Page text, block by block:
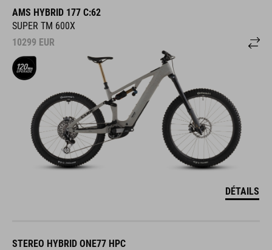
AMS HYBRID 177 C:62
SUPER TM 600X
10299 EUR
DÉTAILS
STEREO HYBRID ONE77 HPC